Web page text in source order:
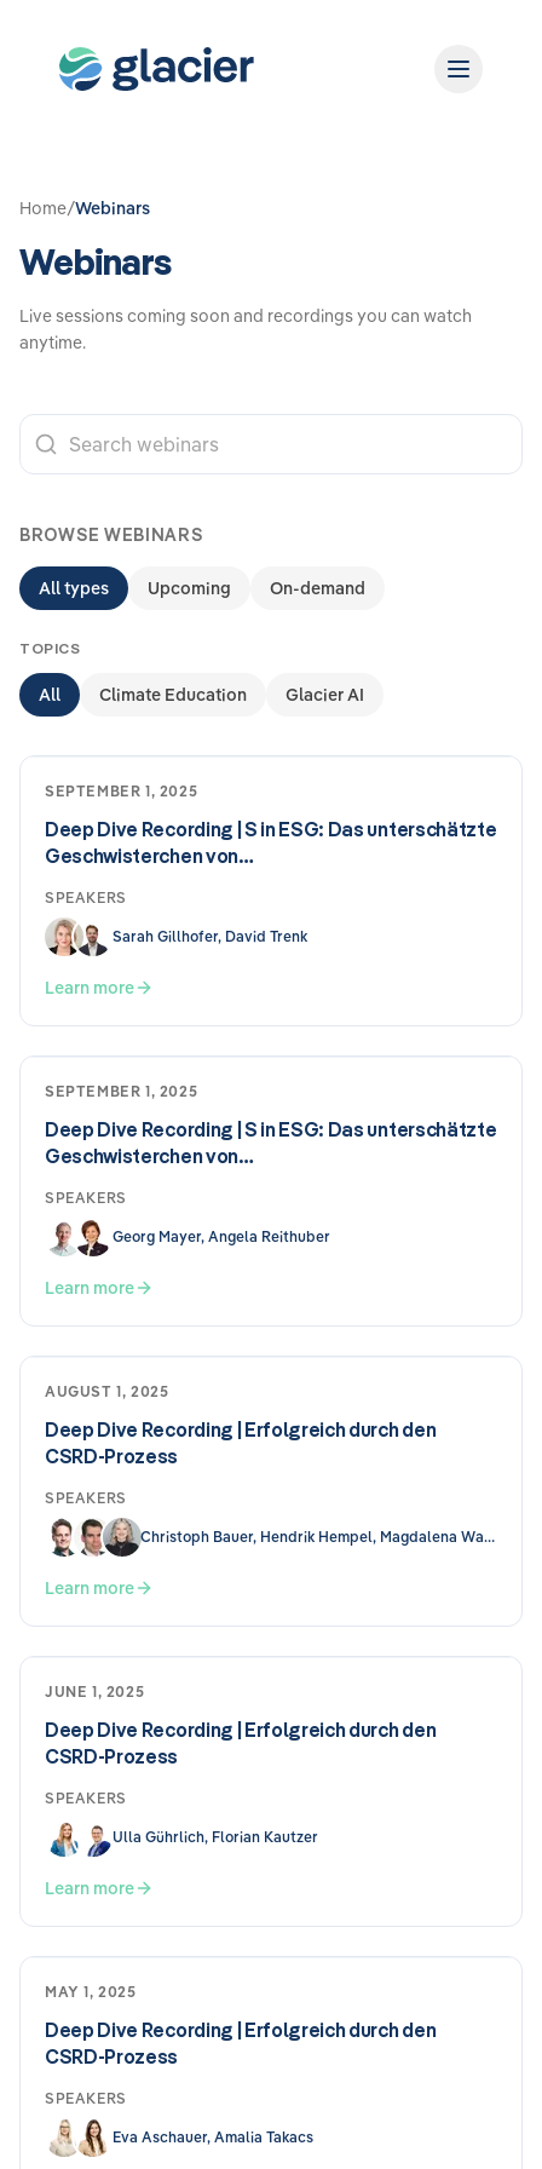
Home/Webinars
Webinars
Live sessions coming soon and recordings you can watch
anytime.
BROWSE WEBINARS
All types Upcoming On-demand
TOPICS
All Climate Education Glacier AI
SEPTEMBER 1, 2025
Deep Dive Recording | S in ESG: Das unterschätzte
Geschwisterchen von…
SPEAKERS
Sarah Gillhofer, David Trenk
Learn more
SEPTEMBER 1, 2025
Deep Dive Recording | S in ESG: Das unterschätzte
Geschwisterchen von…
SPEAKERS
Georg Mayer, Angela Reithuber
Learn more
AUGUST 1, 2025
Deep Dive Recording | Erfolgreich durch den
CSRD-Prozess
SPEAKERS
Christoph Bauer, Hendrik Hempel, Magdalena Wallis
Learn more
JUNE 1, 2025
Deep Dive Recording | Erfolgreich durch den
CSRD-Prozess
SPEAKERS
Ulla Gührlich, Florian Kautzer
Learn more
MAY 1, 2025
Deep Dive Recording | Erfolgreich durch den
CSRD-Prozess
SPEAKERS
Eva Aschauer, Amalia Takacs